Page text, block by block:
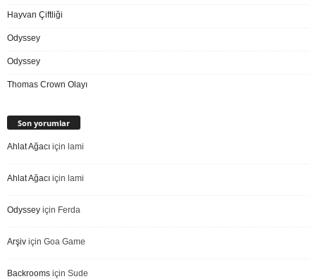
Hayvan Çiftliği
Odyssey
Odyssey
Thomas Crown Olayı
Son yorumlar
Ahlat Ağacı için lami
Ahlat Ağacı için lami
Odyssey için Ferda
Arşiv için Goa Game
Backrooms için Sude